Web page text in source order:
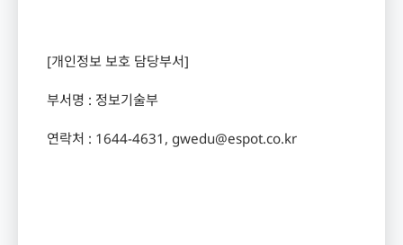
[개인정보 보호 담당부서]
부서명 : 정보기술부
연락처 : 1644-4631, gwedu@espot.co.kr